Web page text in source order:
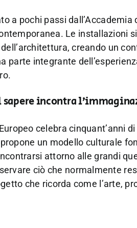
a pochi passi
Le installazioni
creando un
parte integrante
incontra
celebra cinquant’anni
un modello culturale
attorno alle grandi
ciò che normalmente
che ricorda come l’arte,